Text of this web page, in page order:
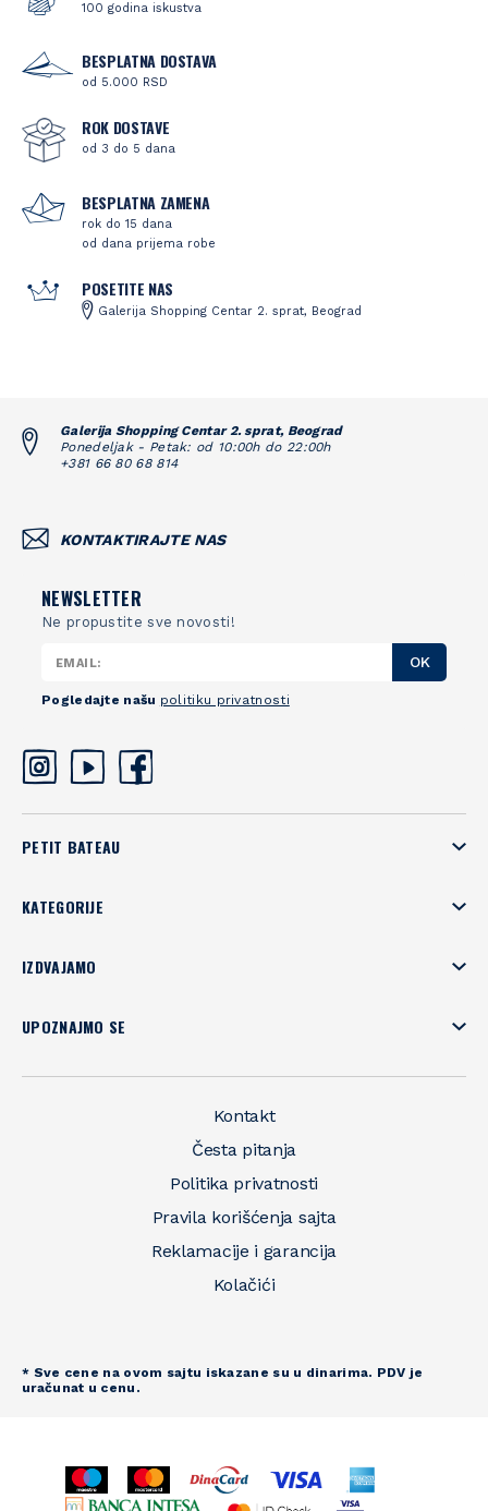
100 godina iskustva
BESPLATNA DOSTAVA
od 5.000 RSD
ROK DOSTAVE
od 3 do 5 dana
BESPLATNA ZAMENA
rok do 15 dana
od dana prijema robe
POSETITE NAS
Galerija Shopping Centar 2. sprat, Beograd
Galerija Shopping Centar 2. sprat, Beograd
Ponedeljak - Petak: od 10:00h do 22:00h
+381 66 80 68 814
KONTAKTIRAJTE NAS
NEWSLETTER
Ne propustite sve novosti!
OK
Pogledajte našu politiku privatnosti
PETIT BATEAU
KATEGORIJE
IZDVAJAMO
UPOZNAJMO SE
Kontakt
Česta pitanja
Politika privatnosti
Pravila korišćenja sajta
Reklamacije i garancija
Kolačići
* Sve cene na ovom sajtu iskazane su u dinarima. PDV je
uračunat u cenu.